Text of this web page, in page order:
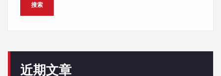
搜索
近期文章